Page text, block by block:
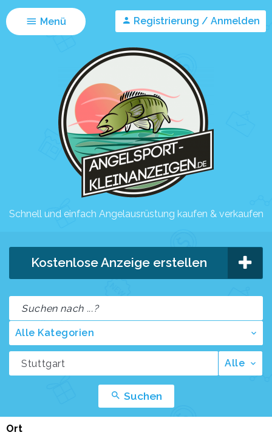
Menü Registrierung / Anmelden
Schnell und einfach Angelausrüstung kaufen & verkaufen
Kostenlose Anzeige erstellen
Alle Kategorien
Alle
Suchen
Ort